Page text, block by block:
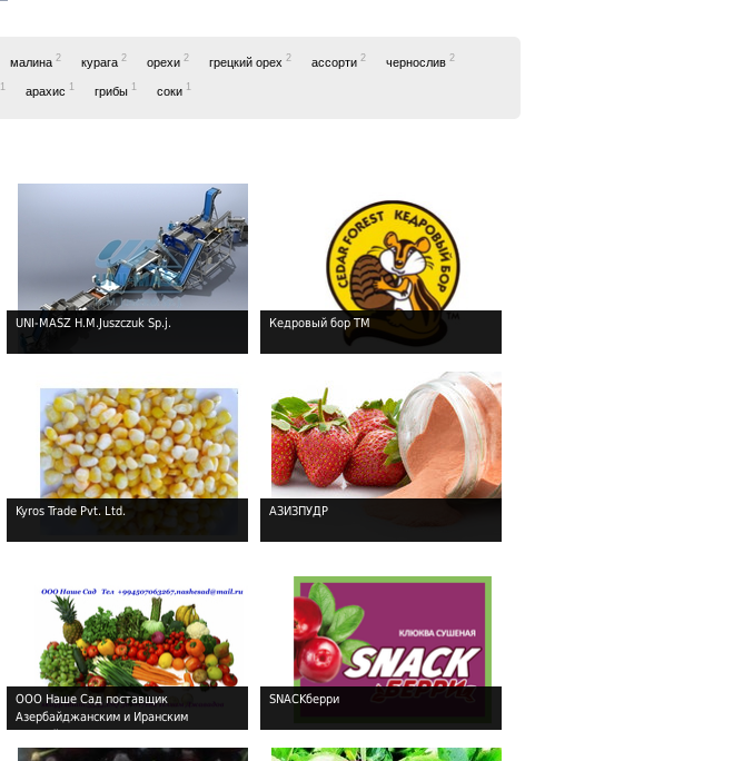
малина 2 курага 2 орехи 2 грецкий орех 2 ассорти 2 чернослив 2
1 арахис 1 грибы 1 соки 1
UNI-MASZ H.M.Juszczuk Sp.j. Кедровый бор ТМ
Kyros Trade Pvt. Ltd. АЗИЗПУДР
ООО Наше Сад поставщик
Азербайджанским и Иранским
SNACKберри